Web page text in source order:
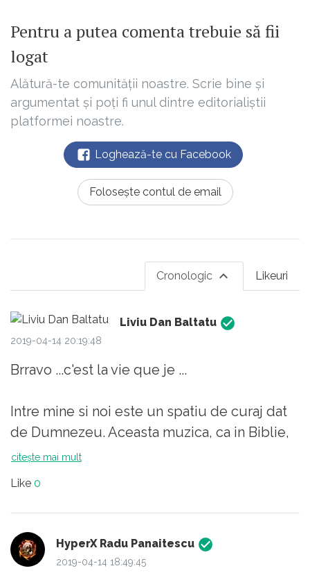
Pentru a putea comenta trebuie să fii
logat
Alătură-te comunității noastre. Scrie bine și
argumentat și poți fi unul dintre editorialiștii
platformei noastre.
Loghează-te cu Facebook
Folosește contul de email
Likeuri
Cronologic
Liviu Dan Baltatu
2019-04-14 20:19:48
Brravo ...c'est la vie que je ...
Intre mine si noi este un spatiu de curaj dat
de Dumnezeu. Aceasta muzica, ca in Biblie,
vine si adauga acestui spatiu prezenta
citește mai mult
Like 0
HyperX Radu Panaitescu
2019-04-14 18:49:45